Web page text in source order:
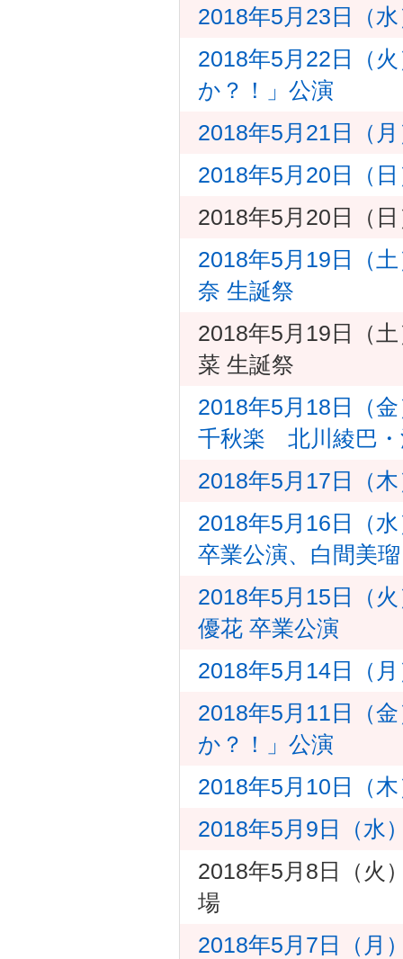
2018年5月23日（
2018年5月22日（
か？！」公演
2018年5月21日（
2018年5月20日（
2018年5月20日（
2018年5月19日（
奈 生誕祭
2018年5月19日（
菜 生誕祭
2018年5月18日（
千秋楽 北川綾巴・
2018年5月17日（
2018年5月16日（
卒業公演、白間美
2018年5月15日（
優花 卒業公演
2018年5月14日（
2018年5月11日（
か？！」公演
2018年5月10日（
2018年5月9日（水
2018年5月8日（火
場
2018年5月7日（月